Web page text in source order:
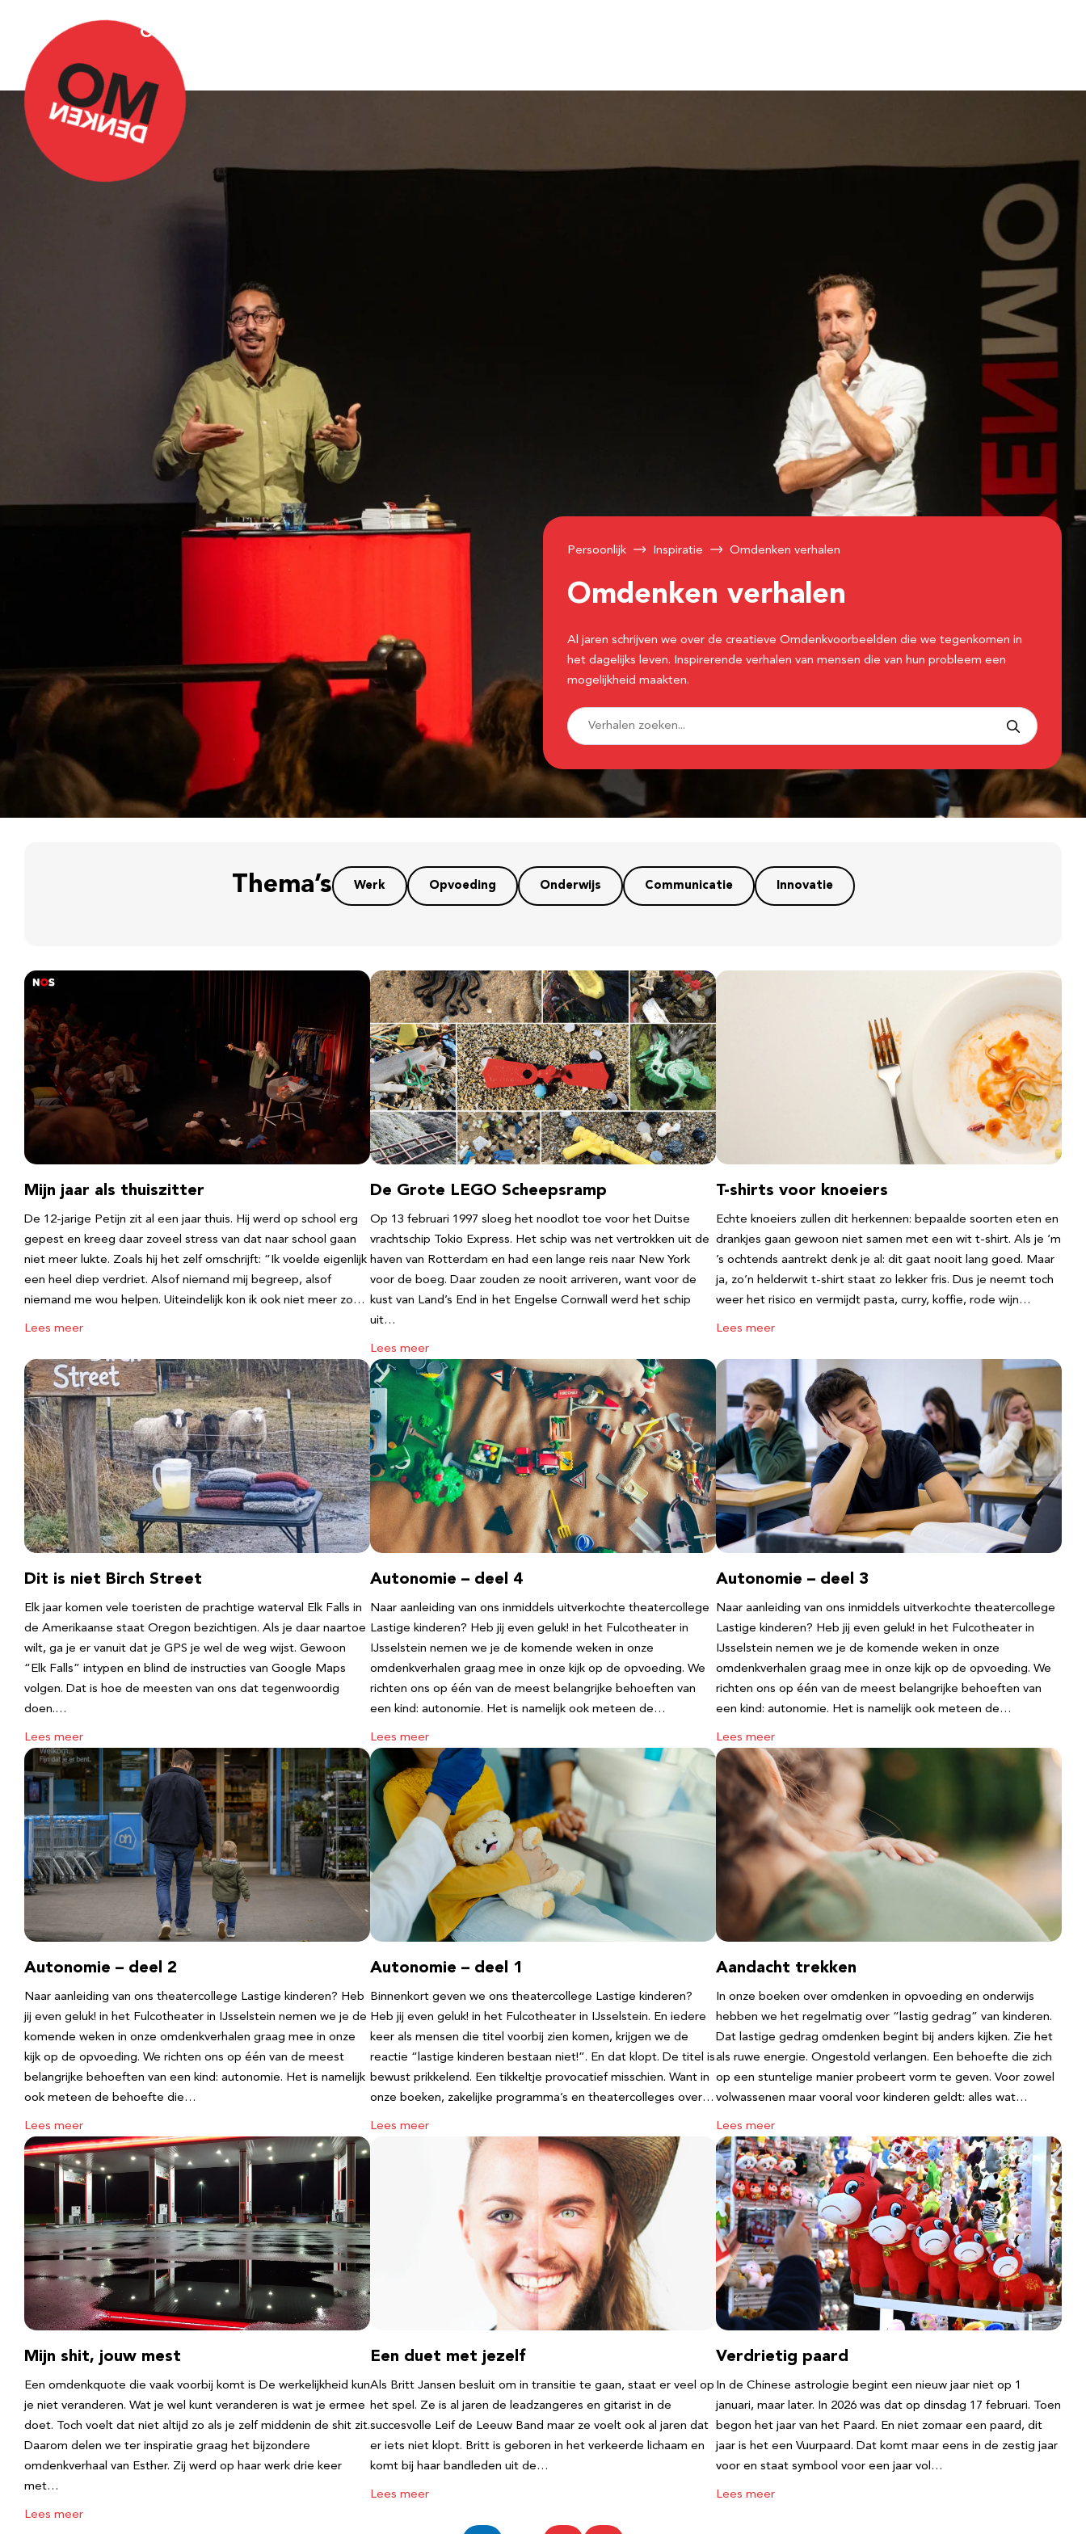
Over Omdenken
Persoonlijk Inspiratie Omdenken verhalen
Omdenken verhalen
Al jaren schrijven we over de creatieve Omdenkvoorbeelden die we tegenkomen in
het dagelijks leven. Inspirerende verhalen van mensen die van hun probleem een
mogelijkheid maakten.
Thema’s Werk Opvoeding Onderwijs Communicatie Innovatie
Mijn jaar als thuiszitter
De 12-jarige Petijn zit al een jaar thuis. Hij werd op school erg
gepest en kreeg daar zoveel stress van dat naar school gaan
niet meer lukte. Zoals hij het zelf omschrijft: “Ik voelde eigenlijk
een heel diep verdriet. Alsof niemand mij begreep, alsof
niemand me wou helpen. Uiteindelijk kon ik ook niet meer zo…
Lees meer
De Grote LEGO Scheepsramp
Op 13 februari 1997 sloeg het noodlot toe voor het Duitse
vrachtschip Tokio Express. Het schip was net vertrokken uit de
haven van Rotterdam en had een lange reis naar New York
voor de boeg. Daar zouden ze nooit arriveren, want voor de
kust van Land’s End in het Engelse Cornwall werd het schip
uit…
Lees meer
T-shirts voor knoeiers
Echte knoeiers zullen dit herkennen: bepaalde soorten eten en
drankjes gaan gewoon niet samen met een wit t-shirt. Als je ‘m
’s ochtends aantrekt denk je al: dit gaat nooit lang goed. Maar
ja, zo’n helderwit t-shirt staat zo lekker fris. Dus je neemt toch
weer het risico en vermijdt pasta, curry, koffie, rode wijn…
Lees meer
Dit is niet Birch Street
Elk jaar komen vele toeristen de prachtige waterval Elk Falls in
de Amerikaanse staat Oregon bezichtigen. Als je daar naartoe
wilt, ga je er vanuit dat je GPS je wel de weg wijst. Gewoon
“Elk Falls” intypen en blind de instructies van Google Maps
volgen. Dat is hoe de meesten van ons dat tegenwoordig
doen.…
Lees meer
Autonomie – deel 4
Naar aanleiding van ons inmiddels uitverkochte theatercollege
Lastige kinderen? Heb jij even geluk! in het Fulcotheater in
IJsselstein nemen we je de komende weken in onze
omdenkverhalen graag mee in onze kijk op de opvoeding. We
richten ons op één van de meest belangrijke behoeften van
een kind: autonomie. Het is namelijk ook meteen de…
Lees meer
Autonomie – deel 3
Naar aanleiding van ons inmiddels uitverkochte theatercollege
Lastige kinderen? Heb jij even geluk! in het Fulcotheater in
IJsselstein nemen we je de komende weken in onze
omdenkverhalen graag mee in onze kijk op de opvoeding. We
richten ons op één van de meest belangrijke behoeften van
een kind: autonomie. Het is namelijk ook meteen de…
Lees meer
Autonomie – deel 2
Naar aanleiding van ons theatercollege Lastige kinderen? Heb
jij even geluk! in het Fulcotheater in IJsselstein nemen we je de
komende weken in onze omdenkverhalen graag mee in onze
kijk op de opvoeding. We richten ons op één van de meest
belangrijke behoeften van een kind: autonomie. Het is namelijk
ook meteen de behoefte die…
Lees meer
Autonomie – deel 1
Binnenkort geven we ons theatercollege Lastige kinderen?
Heb jij even geluk! in het Fulcotheater in IJsselstein. En iedere
keer als mensen die titel voorbij zien komen, krijgen we de
reactie “lastige kinderen bestaan niet!”. En dat klopt. De titel is
bewust prikkelend. Een tikkeltje provocatief misschien. Want in
onze boeken, zakelijke programma’s en theatercolleges over…
Lees meer
Aandacht trekken
In onze boeken over omdenken in opvoeding en onderwijs
hebben we het regelmatig over “lastig gedrag” van kinderen.
Dat lastige gedrag omdenken begint bij anders kijken. Zie het
als ruwe energie. Ongestold verlangen. Een behoefte die zich
op een stuntelige manier probeert vorm te geven. Voor zowel
volwassenen maar vooral voor kinderen geldt: alles wat…
Lees meer
Mijn shit, jouw mest
Een omdenkquote die vaak voorbij komt is De werkelijkheid kun
je niet veranderen. Wat je wel kunt veranderen is wat je ermee
doet. Toch voelt dat niet altijd zo als je zelf middenin de shit zit.
Daarom delen we ter inspiratie graag het bijzondere
omdenkverhaal van Esther. Zij werd op haar werk drie keer
met…
Lees meer
Een duet met jezelf
Als Britt Jansen besluit om in transitie te gaan, staat er veel op
het spel. Ze is al jaren de leadzangeres en gitarist in de
succesvolle Leif de Leeuw Band maar ze voelt ook al jaren dat
er iets niet klopt. Britt is geboren in het verkeerde lichaam en
komt bij haar bandleden uit de…
Lees meer
Verdrietig paard
In de Chinese astrologie begint een nieuw jaar niet op 1
januari, maar later. In 2026 was dat op dinsdag 17 februari. Toen
begon het jaar van het Paard. En niet zomaar een paard, dit
jaar is het een Vuurpaard. Dat komt maar eens in de zestig jaar
voor en staat symbool voor een jaar vol…
Lees meer